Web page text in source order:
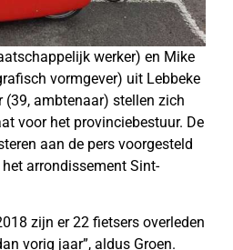
werker) en Mike
vormgever) uit Lebbeke
(39, ambtenaar) stellen zich
voor het provinciebestuur. De
aan de pers voorgesteld
arrondissement Sint-
zijn er 22 fietsers overleden
vorig jaar”, aldus Groen.